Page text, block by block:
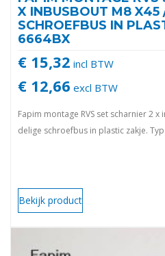
X INBUSBOUT M8 X45
SCHROEFBUS IN
6664BX
€ 15,32 incl BTW
€ 12,66 excl BTW
Fapim montage RVS set scharnier 2
delige schroefbus in plastic zakje.
Bekijk product